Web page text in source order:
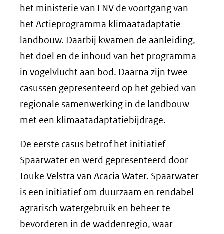
het ministerie van LNV de voortgang van
het Actieprogramma klimaatadaptatie
landbouw. Daarbij kwamen de aanleiding,
het doel en de inhoud van het programma
in vogelvlucht aan bod. Daarna zijn twee
casussen gepresenteerd op het gebied van
regionale samenwerking in de landbouw
met een klimaatadaptatiebijdrage.
De eerste casus betrof het initiatief
Spaarwater en werd gepresenteerd door
Jouke Velstra van Acacia Water. Spaarwater
is een initiatief om duurzaam en rendabel
agrarisch watergebruik en beheer te
bevorderen in de waddenregio, waar